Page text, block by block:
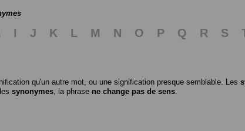
I J K L M N O P Q R S
qu'un autre mot, ou une signification presque semblable. Les
synonymes , la phrase ne change pas de sens